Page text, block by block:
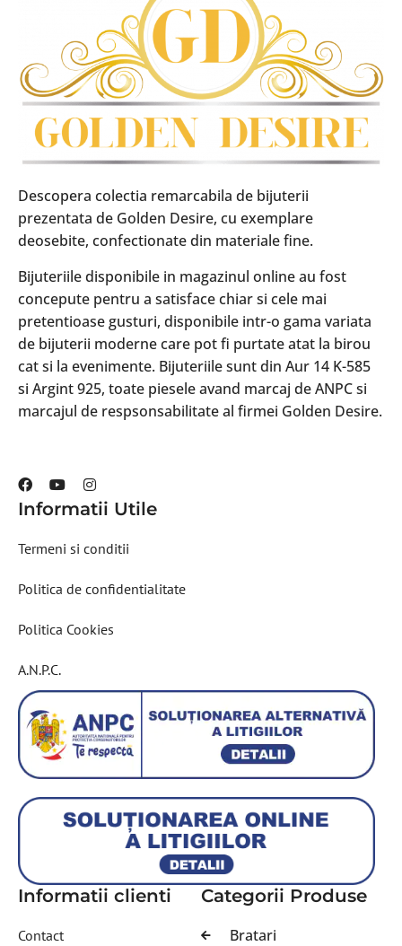
Descopera colectia remarcabila de bijuterii
prezentata de Golden Desire, cu exemplare
deosebite, confectionate din materiale fine.
Bijuteriile disponibile in magazinul online au fost
concepute pentru a satisface chiar si cele mai
pretentioase gusturi, disponibile intr-o gama variata
de bijuterii moderne care pot fi purtate atat la birou
cat si la evenimente. Bijuteriile sunt din Aur 14 K-585
si Argint 925, toate piesele avand marcaj de ANPC si
marcajul de respsonsabilitate al firmei Golden Desire.
Informatii Utile
Termeni si conditii
Politica de confidentialitate
Politica Cookies
A.N.P.C.
Informatii clienti
Contact
Categorii Produse
Bratari